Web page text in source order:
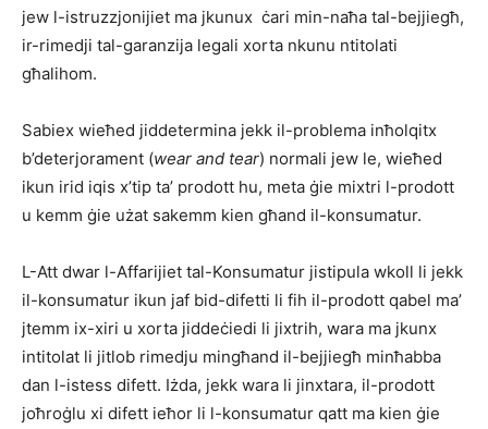
jew l-istruzzjonijiet ma jkunux ċari min-naħa tal-bejjiegħ,
ir-rimedji tal-garanzija legali xorta nkunu ntitolati
għalihom.
Sabiex wieħed jiddetermina jekk il-problema inħolqitx
b’deterjorament (wear and tear) normali jew le, wieħed
ikun irid iqis x’tip ta’ prodott hu, meta ġie mixtri l-prodott
u kemm ġie użat sakemm kien għand il-konsumatur.
L-Att dwar l-Affarijiet tal-Konsumatur jistipula wkoll li jekk
il-konsumatur ikun jaf bid-difetti li fih il-prodott qabel ma’
jtemm ix-xiri u xorta jiddeċiedi li jixtrih, wara ma jkunx
intitolat li jitlob rimedju mingħand il-bejjiegħ minħabba
dan l-istess difett. Iżda, jekk wara li jinxtara, il-prodott
joħroġlu xi difett ieħor li l-konsumatur qatt ma kien ġie